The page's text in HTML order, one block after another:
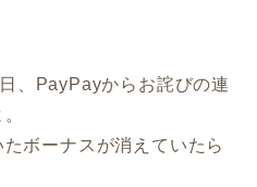
、PayPayからお詫びの連
ボーナスが消えていたら